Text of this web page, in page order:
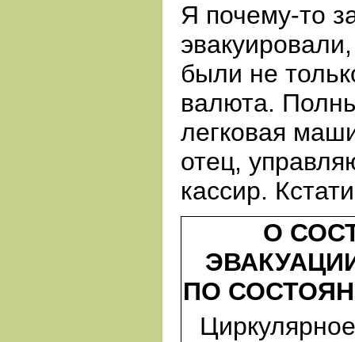
Я почему-то
эвакуировали,
были не
валюта.
легковая
отец,
кассир.
О
ПО